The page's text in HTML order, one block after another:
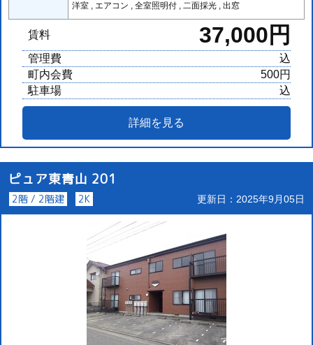
洋室 , エアコン , 全室照明付 , 二面採光 , 出窓
賃料 37,000円
管理費
込
町内会費
500円
駐車場
込
詳細を見る
ピュア東青山 201
2階 / 2階建 2K 更新日：2025年9月05日